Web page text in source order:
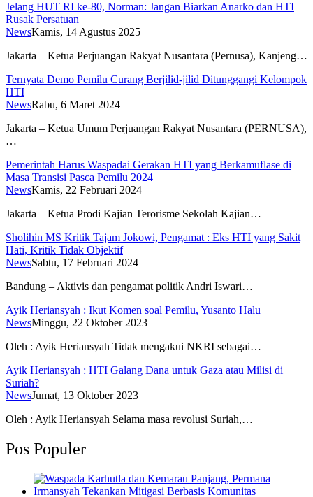
Jelang HUT RI ke-80, Norman: Jangan Biarkan Anarko dan HTI
Rusak Persatuan
NewsKamis, 14 Agustus 2025
Jakarta – Ketua Perjuangan Rakyat Nusantara (Pernusa), Kanjeng…
Ternyata Demo Pemilu Curang Berjilid-jilid Ditunggangi Kelompok
HTI
NewsRabu, 6 Maret 2024
Jakarta – Ketua Umum Perjuangan Rakyat Nusantara (PERNUSA),
…
Pemerintah Harus Waspadai Gerakan HTI yang Berkamuflase di
Masa Transisi Pasca Pemilu 2024
NewsKamis, 22 Februari 2024
Jakarta – Ketua Prodi Kajian Terorisme Sekolah Kajian…
Sholihin MS Kritik Tajam Jokowi, Pengamat : Eks HTI yang Sakit
Hati, Kritik Tidak Objektif
NewsSabtu, 17 Februari 2024
Bandung – Aktivis dan pengamat politik Andri Iswari…
Ayik Heriansyah : Ikut Komen soal Pemilu, Yusanto Halu
NewsMinggu, 22 Oktober 2023
Oleh : Ayik Heriansyah Tidak mengakui NKRI sebagai…
Ayik Heriansyah : HTI Galang Dana untuk Gaza atau Milisi di
Suriah?
NewsJumat, 13 Oktober 2023
Oleh : Ayik Heriansyah Selama masa revolusi Suriah,…
Pos Populer